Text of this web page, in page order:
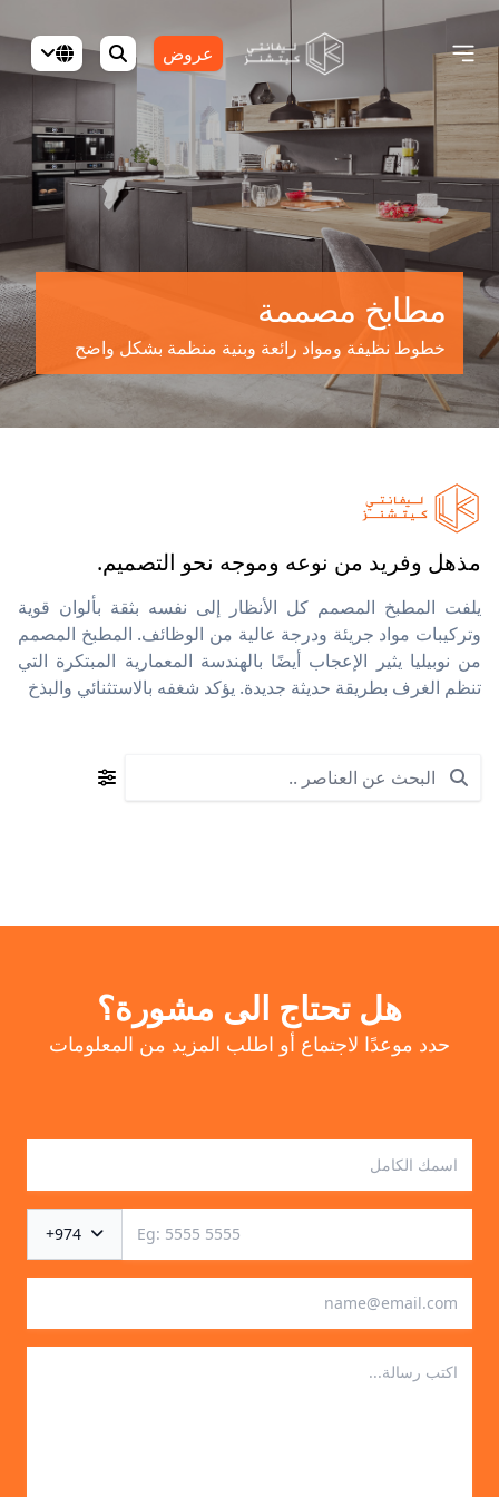
عروض
مطابخ مصممة
خطوط نظيفة ومواد رائعة وبنية منظمة بشكل واضح
مذهل وفريد من نوعه وموجه نحو التصميم.
يلفت المطبخ المصمم كل الأنظار إلى نفسه بثقة بألوان قوية
وتركيبات مواد جريئة ودرجة عالية من الوظائف. المطبخ المصمم
من نوبيليا يثير الإعجاب أيضًا بالهندسة المعمارية المبتكرة التي
تنظم الغرف بطريقة حديثة جديدة. يؤكد شغفه بالاستثنائي والبذخ
Search
هل تحتاج الى مشورة؟
حدد موعدًا لاجتماع أو اطلب المزيد من المعلومات
+974